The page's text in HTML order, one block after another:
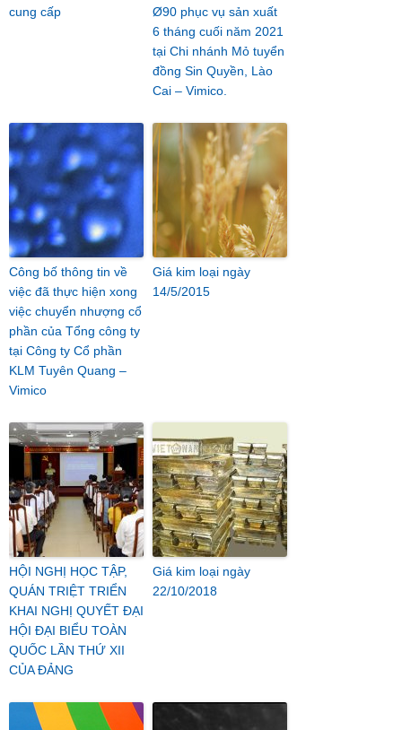
cung cấp
Ø90 phục vụ sản xuất
6 tháng cuối năm 2021
tại Chi nhánh Mỏ tuyển
đồng Sin Quyền, Lào
Cai – Vimico.
Công bố thông tin về
việc đã thực hiện xong
việc chuyển nhượng cổ
phần của Tổng công ty
tại Công ty Cổ phần
KLM Tuyên Quang –
Vimico
Giá kim loại ngày
14/5/2015
HỘI NGHỊ HỌC TẬP,
QUÁN TRIỆT TRIỂN
KHAI NGHỊ QUYẾT ĐẠI
HỘI ĐẠI BIỂU TOÀN
QUỐC LẦN THỨ XII
CỦA ĐẢNG
Giá kim loại ngày
22/10/2018